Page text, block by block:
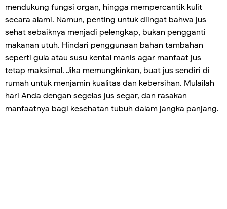
mendukung fungsi organ, hingga mempercantik kulit
secara alami. Namun, penting untuk diingat bahwa jus
sehat sebaiknya menjadi pelengkap, bukan pengganti
makanan utuh. Hindari penggunaan bahan tambahan
seperti gula atau susu kental manis agar manfaat jus
tetap maksimal. Jika memungkinkan, buat jus sendiri di
rumah untuk menjamin kualitas dan kebersihan. Mulailah
hari Anda dengan segelas jus segar, dan rasakan
manfaatnya bagi kesehatan tubuh dalam jangka panjang.